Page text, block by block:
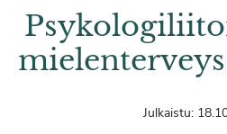
Julkaistu: